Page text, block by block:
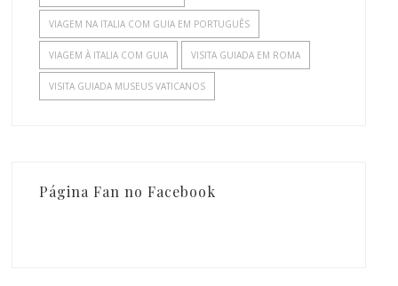
VIAGEM NA ITALIA COM GUIA EM PORTUGUÊS
VIAGEM À ITALIA COM GUIA VISITA GUIADA EM ROMA
VISITA GUIADA MUSEUS VATICANOS
Página Fan no Facebook